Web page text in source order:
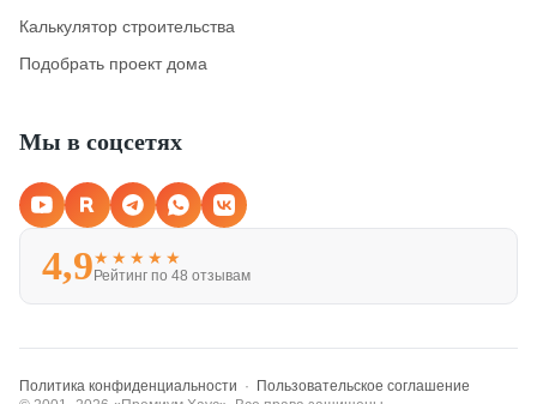
Калькулятор строительства
Подобрать проект дома
Мы в соцсетях
4,9★★★★★
Рейтинг по 48 отзывам
Политика конфиденциальности ·
Пользовательское соглашение